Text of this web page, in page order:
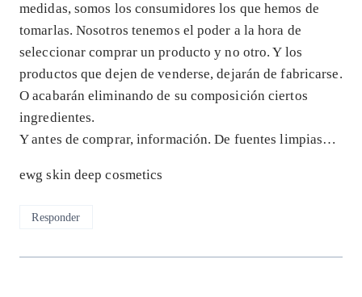
medidas, somos los consumidores los que hemos de
tomarlas. Nosotros tenemos el poder a la hora de
seleccionar comprar un producto y no otro. Y los
productos que dejen de venderse, dejarán de fabricarse.
O acabarán eliminando de su composición ciertos
ingredientes.
Y antes de comprar, información. De fuentes limpias…
ewg skin deep cosmetics
Responder